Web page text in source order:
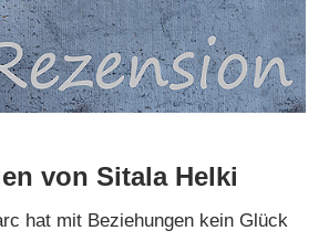
von Sitala Helki
hat mit Beziehungen kein Glück